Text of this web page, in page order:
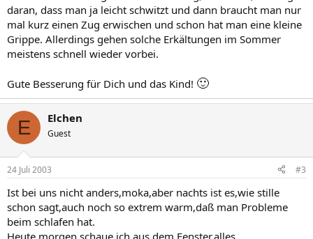
daran, dass man ja leicht schwitzt und dann braucht man nur
mal kurz einen Zug erwischen und schon hat man eine kleine
Grippe. Allerdings gehen solche Erkältungen im Sommer
meistens schnell wieder vorbei.
Gute Besserung für Dich und das Kind! 🙂
E Elchen
Guest
24 Juli 2003 #3
Ist bei uns nicht anders,moka,aber nachts ist es,wie stille
schon sagt,auch noch so extrem warm,daß man Probleme
beim schlafen hat.
Heute morgen schaue ich aus dem Fenster,alles